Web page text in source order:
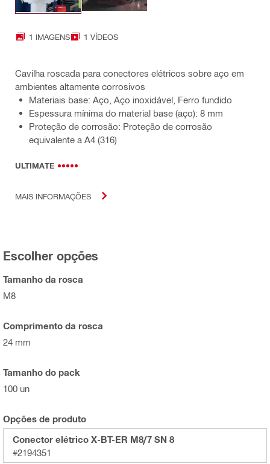
1 IMAGENS 1 VÍDEOS
Cavilha roscada para conectores elétricos sobre aço em
ambientes altamente corrosivos
Materiais base: Aço, Aço inoxidável, Ferro fundido
Espessura mínima do material base (aço): 8 mm
Proteção de corrosão: Proteção de corrosão
equivalente a A4 (316)
ULTIMATE
MAIS INFORMAÇÕES
Escolher opções
Tamanho da rosca
M8
Comprimento da rosca
24 mm
Tamanho do pack
100 un
Opções de produto
Conector elétrico X-BT-ER M8/7 SN 8
#2194351